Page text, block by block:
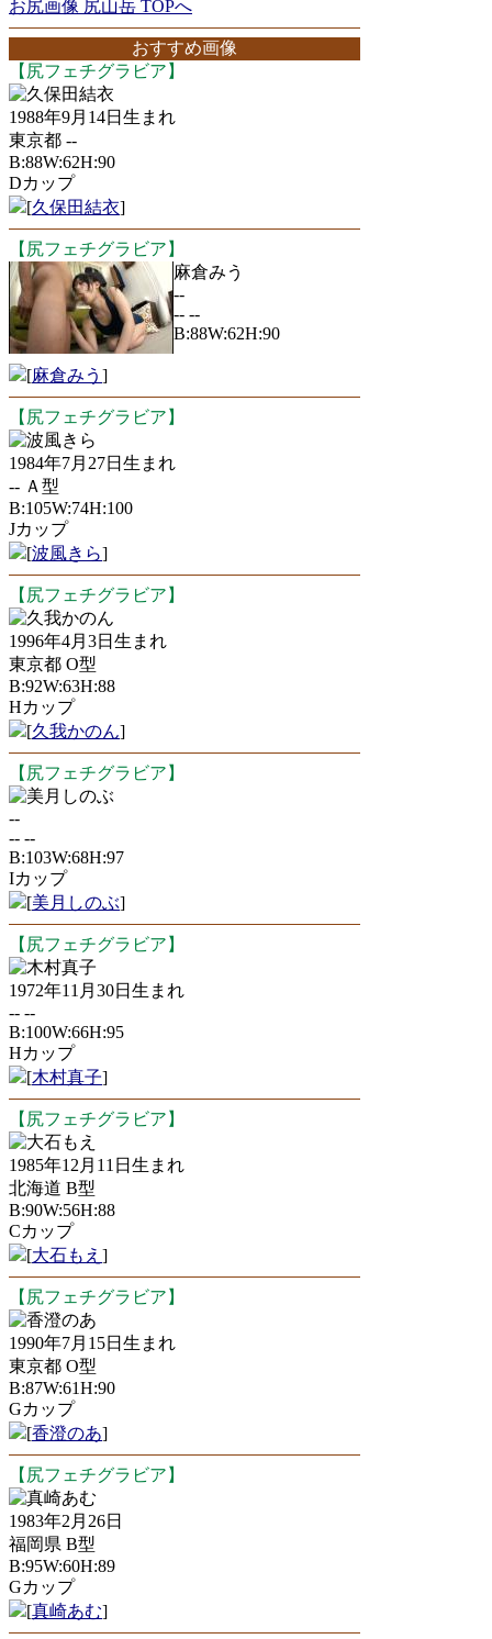
お尻画像 尻山岳 TOPへ
おすすめ画像
【尻フェチグラビア】
久保田結衣
1988年9月14日生まれ
東京都 --
B:88W:62H:90
Dカップ
[久保田結衣]
【尻フェチグラビア】
麻倉みう
--
-- --
B:88W:62H:90
[麻倉みう ]
【尻フェチグラビア】
波風きら
1984年7月27日生まれ
-- Ａ型
B:105W:74H:100
Jカップ
[波風きら]
【尻フェチグラビア】
久我かのん
1996年4月3日生まれ
東京都 O型
B:92W:63H:88
Hカップ
[久我かのん]
【尻フェチグラビア】
美月しのぶ
--
-- --
B:103W:68H:97
Iカップ
[美月しのぶ]
【尻フェチグラビア】
木村真子
1972年11月30日生まれ
-- --
B:100W:66H:95
Hカップ
[木村真子]
【尻フェチグラビア】
大石もえ
1985年12月11日生まれ
北海道 B型
B:90W:56H:88
Cカップ
[大石もえ ]
【尻フェチグラビア】
香澄のあ
1990年7月15日生まれ
東京都 O型
B:87W:61H:90
Gカップ
[香澄のあ]
【尻フェチグラビア】
真崎あむ
1983年2月26日
福岡県 B型
B:95W:60H:89
Gカップ
[真崎あむ]